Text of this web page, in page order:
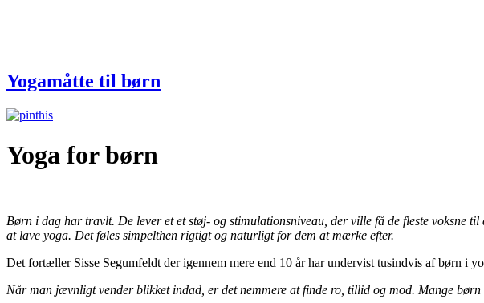
Yogamåtte til børn
Yoga for børn
Børn i dag har travlt. De lever et et støj- og stimulationsniveau, der ville få de fleste voksne
at lave yoga. Det føles simpelthen rigtigt og naturligt for dem at mærke efter.
Det fortæller Sisse Segumfeldt der igennem mere end 10 år har undervist tusindvis af børn i
Når man jævnligt vender blikket indad, er det nemmere at finde ro, tillid og mod. Mange